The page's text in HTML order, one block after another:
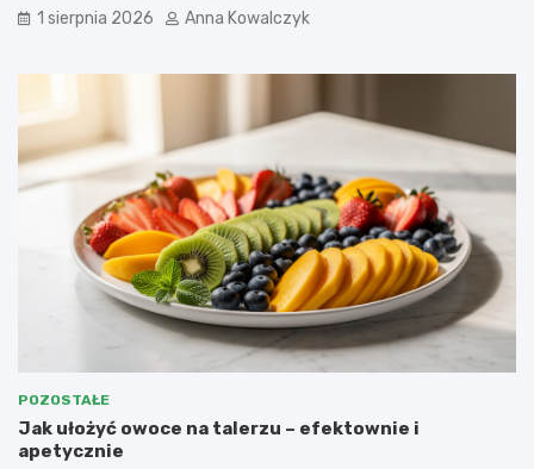
1 sierpnia 2026 Anna Kowalczyk
POZOSTAŁE
Jak ułożyć owoce na talerzu – efektownie i
apetycznie